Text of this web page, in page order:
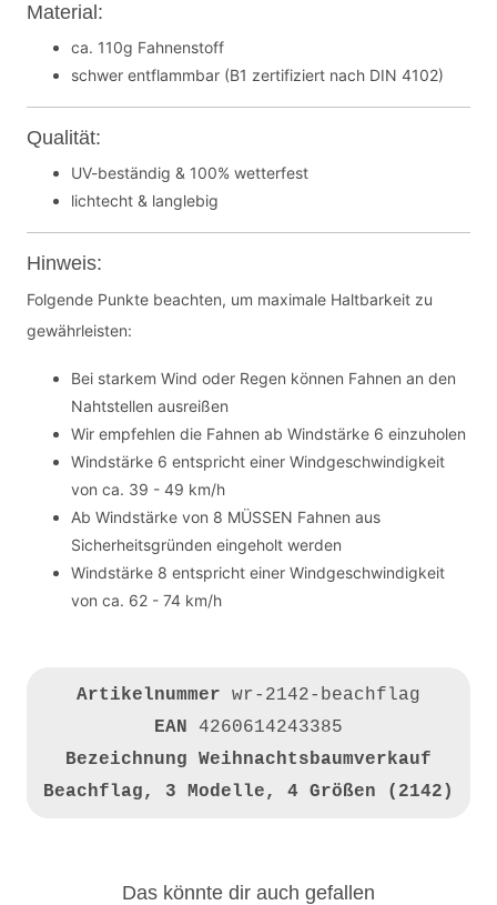
Material:
ca. 110g Fahnenstoff
schwer entflammbar (B1 zertifiziert nach DIN 4102)
Qualität:
UV-beständig & 100% wetterfest
lichtecht & langlebig
Hinweis:
Folgende Punkte beachten, um maximale Haltbarkeit zu
gewährleisten:
Bei starkem Wind oder Regen können Fahnen an den
Nahtstellen ausreißen
Wir empfehlen die Fahnen ab Windstärke 6 einzuholen
Windstärke 6 entspricht einer Windgeschwindigkeit
von ca. 39 - 49 km/h
Ab Windstärke von 8 MÜSSEN Fahnen aus
Sicherheitsgründen eingeholt werden
Windstärke 8 entspricht einer Windgeschwindigkeit
von ca. 62 - 74 km/h
Artikelnummer wr-2142-beachflag
EAN 4260614243385
Bezeichnung Weihnachtsbaumverkauf
Beachflag, 3 Modelle, 4 Größen (2142)
Das könnte dir auch gefallen